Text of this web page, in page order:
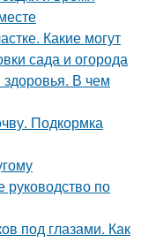
Какие могут
сада и огорода
В чем
Подкормка
руководство по
под глазами. Как